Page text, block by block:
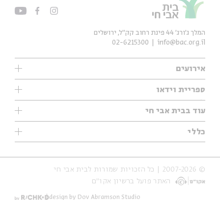
אירועים
עיון
אנגלית
נוער
סדרות
אירועי עבר
אירועים בירושלים
ספריית וידאו
ילדים
מוזיקה
עיון
מיוחדים
עוד בבית אבי חי
תערוכות
מיוחדים
כללי
אודות
הצהרת נגישות
תנאי שימוש והצהרת פרטיות
המלך ג'ורג' 44 פינת רחוב קק״ל, ירושלים
info@bac.org.il
02-6215300
© 2007-2026 | כל הזכויות שמורות לבית אבי חי
האתר פועל ברשיון אקו״ם
design by Dov Abramson Studio